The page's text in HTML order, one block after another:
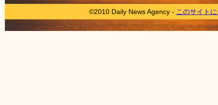
©2010 Daily News Agency - このサイト